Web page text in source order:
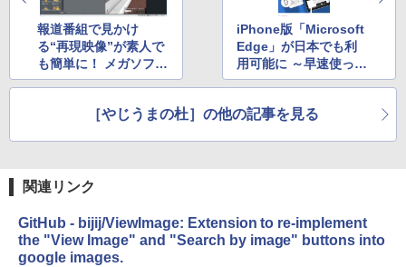
報道番組で見かけ
る“再現映像”が素人で
も簡単に！ メガソフト
の新作がスゴい
iPhone版「Microsoft
Edge」が日本でも利
用可能に ～早速使って
みました！
［やじうまの杜］の他の記事を見る
関連リンク
GitHub - bijij/ViewImage: Extension to re-implement
the "View Image" and "Search by image" buttons into
google images.